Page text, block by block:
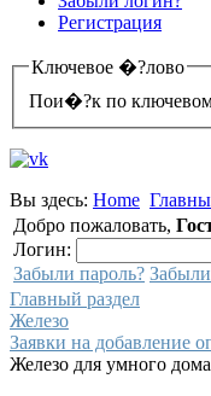
Регистрация
Ключевое �?лово
Пои�?к по
Вы здесь: Home
Добро пожаловать,
Логин:
Забыли пароль?
Главный раздел
Железо
Заявки на добавление
Железо для умного дома